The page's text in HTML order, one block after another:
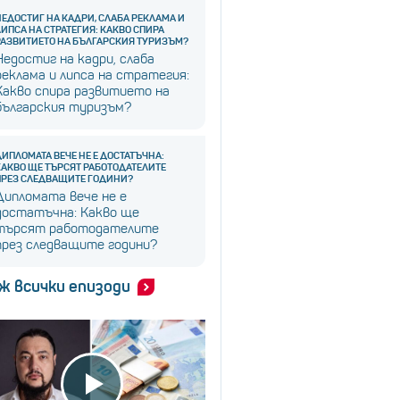
НА КАДРИ, СЛАБА РЕКЛАМА И
НА СТРАТЕГИЯ: КАКВО СПИРА
НА БЪЛГАРСКИЯ ТУРИЗЪМ?
на кадри, слаба
и липса на стратегия:
спира развитието на
туризъм?
ВЕЧЕ НЕ Е ДОСТАТЪЧНА:
ЩЕ ТЪРСЯТ РАБОТОДАТЕЛИТЕ
СЛЕДВАЩИТЕ ГОДИНИ?
вече не е
Какво ще
работодателите
следващите години?
всички епизоди